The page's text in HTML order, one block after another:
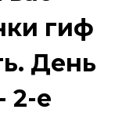
гиф
День
2-е